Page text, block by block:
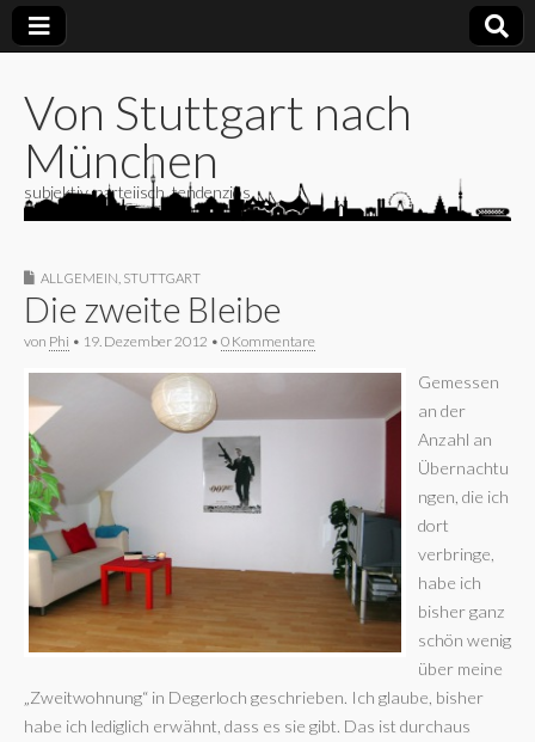
Von Stuttgart nach
München
subjektiv, parteiisch, tendenziös
ALLGEMEIN STUTTGART
Die zweite Bleibe
von Phi • 19. Dezember 2012 • 0 Kommentare
Gemessen
an der
Anzahl an
Übernachtu
ngen, die ich
dort
verbringe,
habe ich
bisher ganz
schön wenig
über meine
„Zweitwohnung“ in Degerloch geschrieben. Ich glaube, bisher
habe ich lediglich erwähnt, dass es sie gibt. Das ist durchaus